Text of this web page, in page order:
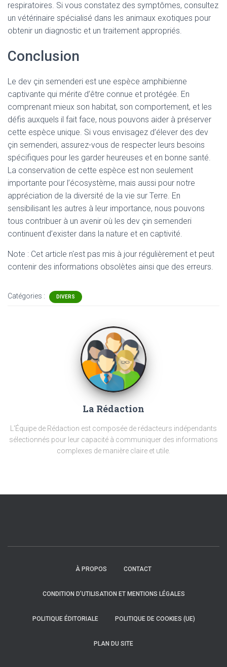
respiratoires. Si vous constatez des symptômes, consultez
un vétérinaire spécialisé dans les animaux exotiques pour
obtenir un diagnostic et un traitement appropriés.
Conclusion
Le dev çin semenderi est une espèce amphibienne
captivante qui mérite d’être connue et protégée. En
comprenant mieux son habitat, son comportement, et les
défis auxquels il fait face, nous pouvons aider à préserver
cette espèce unique. Si vous envisagez d’élever des dev
çin semenderi, assurez-vous de respecter leurs besoins
spécifiques pour les garder heureuses et en bonne santé.
La conservation de cette espèce est non seulement
importante pour l’écosystème, mais aussi pour notre
appréciation de la diversité de la vie sur Terre. En
sensibilisant les autres à leur importance, nous pouvons
tous contribuer à un avenir où les dev çin semenderi
continuent d’exister dans la nature et en captivité.
Note : Cet article n'est pas mis à jour régulièrement et peut
contenir des informations obsolètes ainsi que des erreurs.
Catégories : DIVERS
La Rédaction
L'Équipe de Rédaction est composée de rédacteurs indépendants
sélectionnés pour leur capacité à communiquer des informations
complexes de manière claire et utile.
À PROPOS CONTACT
CONDITION D’UTILISATION ET MENTIONS LÉGALES
POLITIQUE ÉDITORIALE POLITIQUE DE COOKIES (UE)
PLAN DU SITE